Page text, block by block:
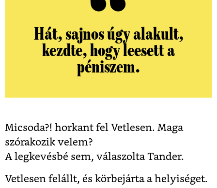
Hát, sajnos úgy alakult,
kezdte, hogy leesett a
péniszem.
Micsoda?! horkant fel Vetlesen. Maga
szórakozik velem?
A legkevésbé sem, válaszolta Tander.
Vetlesen felállt, és körbejárta a helyiséget.